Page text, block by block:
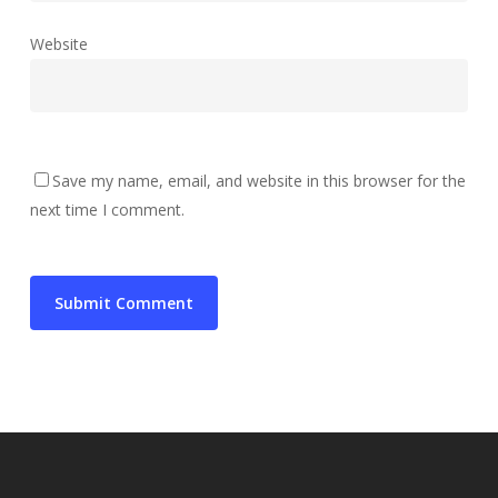
Website
Save my name, email, and website in this browser for the
next time I comment.